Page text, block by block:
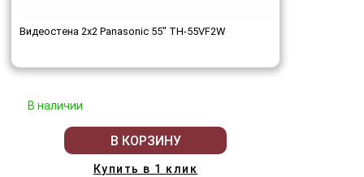
Видеостена 2x2 Panasonic 55" TH-55VF2W
В наличии
В КОРЗИНУ
Купить в 1 клик